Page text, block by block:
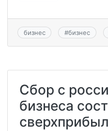
бизнес #бизнес
Сбор с
бизнеса